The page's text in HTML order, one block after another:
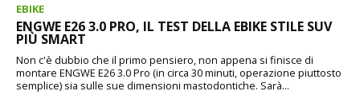
EBIKE
ENGWE E26 3.0 PRO, IL TEST DELLA EBIKE STILE SUV
PIÙ SMART
Non c'è dubbio che il primo pensiero, non appena si finisce di
montare ENGWE E26 3.0 Pro (in circa 30 minuti, operazione piuttosto
semplice) sia sulle sue dimensioni mastodontiche. Sarà...